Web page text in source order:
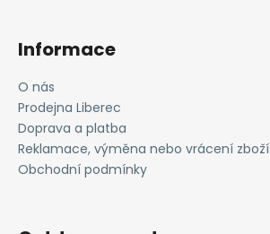
Informace
O nás
Prodejna Liberec
Doprava a platba
Reklamace, výměna nebo vrácení zboží
Obchodní podmínky